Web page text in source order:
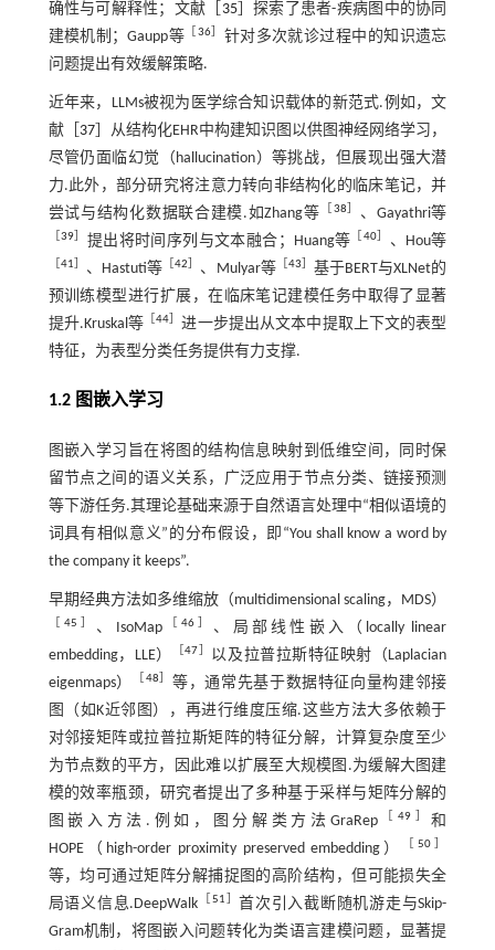
确性与可解释性；文献［ 35］探索了患者-疾病图中的协同
建模机制；Gaupp等
36］ 针对多次就诊过程中的知识遗忘
问题提出有效缓解策略.
近年来，LLMs被视为医学综合知识载体的新范式.例如，文
献［ 37］从结构化EHR中构建知识图以供图神经网络学习，
尽管仍面临幻觉（hallucination）等挑战，但展现出强大潜
力.此外，部分研究将注意力转向非结构化的临床笔记，并
尝试与结构化数据联合建模.如Zhang等
38 、Gayathri等
39 提出将时间序列与文本融合；Huang等 40］ 、Hou等
41 、Hastuti等 ［42 、Mulyar等［ 43
基于BERT与XLNet的
预训练模型进行扩展，在临床笔记建模任务中取得了显著
提升.Kruskal等 ［44 ］进一步提出从文本中提取上下文的表型
特征，为表型分类任务提供有力支撑.
1.2 图嵌入学习
图嵌入学习旨在将图的结构信息映射到低维空间，同时保
留节点之间的语义关系，广泛应用于节点分类、链接预测
等下游任务.其理论基础来源于自然语言处理中“相似语境的
词具有相似意义”的分布假设，即“You shall know a word by
the company it keeps”.
早期经典方法如多维缩放（multidimensional scaling，MDS）
45 、IsoMap［ 46］ 、局部线性嵌入（locally linear
embedding，LLE）
［47
以及拉普拉斯特征映射（Laplacian
eigenmaps）
48
等，通常先基于数据特征向量构建邻接
图（如K近邻图），再进行维度压缩.这些方法大多依赖于
对邻接矩阵或拉普拉斯矩阵的特征分解，计算复杂度至少
为节点数的平方，因此难以扩展至大规模图.为缓解大图建
模的效率瓶颈，研究者提出了多种基于采样与矩阵分解的
图嵌入方法.例如，图分解类方法GraRep［49 ］和
HOPE（high-order proximity preserved embedding）
［50
等，均可通过矩阵分解捕捉图的高阶结构，但可能损失全
局语义信息.DeepWalk
51 ］首次引入截断随机游走与Skip-
Gram机制，将图嵌入问题转化为类语言建模问题，显著提